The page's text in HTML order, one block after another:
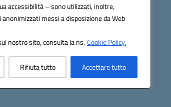
accessibilità – sono utilizzati, inoltre,
messi a disposizione da Web
nostro sito, consulta la ns.Cookie Policy.
Rifiuta tutto Accettare tutto